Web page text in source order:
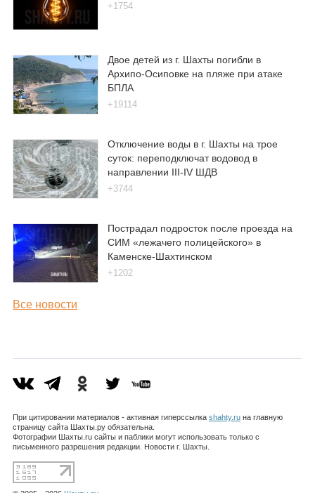
+1754
Двое детей из г. Шахты погибли в
Архипо-Осиповке на пляже при атаке
БПЛА
+19114
Отключение воды в г. Шахты на трое
суток: переподключат водовод в
направлении III-IV ШДВ
+3744
Пострадал подросток после проезда на
СИМ «лежачего полицейского» в
Каменске-Шахтинском
+1202
Все новости
При цитировании материалов - активная гиперссылка shahty.ruна главную
страницу сайта Шахты.ру обязательна.
Фотографии Шахты.ru сайты и паблики могут использовать только с
письменного разрешения редакции. Новости г. Шахты.